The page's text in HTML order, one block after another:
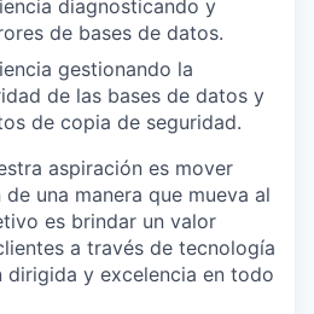
diagnosticando y
de bases de datos.
gestionando la
de las bases de datos y
de copia de seguridad.
aspiración es mover
una manera que mueva al
es brindar un valor
a través de tecnología
dirigida y excelencia en todo